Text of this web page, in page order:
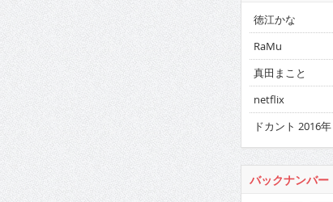
徳江かな
RaMu
真田まこと
netflix
ドカント 2016年
バックナンバー